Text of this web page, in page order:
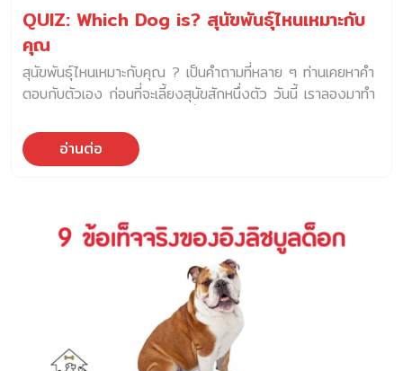
14,000 ปี ที่สุนัขได้เข้ามาเป็นส่วนหนึ่งในสังคมมนุษย์ และอาจ
เกี่ยวกับการพัฒนาสายพันธุ์สุนัข ที่มนุษย์มีบทบาทอย่างมากต่อ
การกำหนดพฤติกรรมสุนัข ในการศึกษาครั้งนี้ ทีมนักวิจัยได้
สังเกตพฤติกรรมของสุนัขหลากหลายสายพันธุ์ โดยในการ
ทดสอบสุนัขแต่ละตัวฟังคำพูดของมนุษย์ ที่ประกอบด้วย คำสั่ง
เสียงออกมาด้วยน้ำเสียงราบเรียบ ผลลัพธ์ที่นักวิจัยสังเกตได้
คือ สุนัขตอบสนองต่อคำสั่งได้อย่างสม่ำเสมอ […]
QUIZ: Which Dog is? สุนัขพันธุ์ไหนเหมาะกับ
คุณ
สุนัขพันธุ์ไหนเหมาะกับคุณ ? เป็นคำถามที่หลาย ๆ ท่านเคยหาคำ
ตอบกับตัวเอง ก่อนที่จะเลี้ยงสุนัขสักหนึ่งตัว วันนี้ เราลองมาทำ
เลือกสายพันธุ์สุนัขที่เหมาะกับเรา ถ้าจะถามผมว่า “สุนัขพันธุ์ไหน
เหมาะกับคุณ” ผมอาจจะขอย้อนกลับไปในช่วงวัยเด็ก ที่อากงกับ
แล้วก็คอยจิ้มว่าตัวไหนบ้านเรามี ตัวไหนเรายังไม่มี จวบจนวันนี้ก็
ผ่านมาหลายปี ครอบครัวผมก็มีสุนัขเยอะแล้ว ก็เลยเกิดไอเดียที่จะ
ทำ guideline quiz เรื่องการเลือกสุนัข ว่าสายพันธุ์ไหนเหมาะ
กับเราขึ้นมา ในรูปแบบของครอบครัวบ้านส่ายหาง เพื่อเป็น
บทความลงในบ้านและสวน PETS อยากฝากให้ทุกคนลองทำกันดู
ครับ วัตถุประสงค์ในการทำแบบทดสอบนี้ ไม่ได้เป็นการชี้ช่อง
หรือตัดสินว่า ใครเหมาะกับหมาพันธุ์ไหน แต่เป็นการรวบรวมข้อ
อ่านต่อ